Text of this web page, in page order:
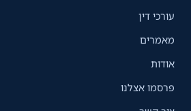
עורכי דין
מאמרים
אודות
פרסמו אצלנו